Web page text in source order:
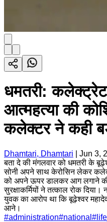
धमतरी: कलेक्ट्रेट
आत्महत्या की
कलेक्टर ने कही
Dhamtari, Dhamtari
Jun 3,
बता दे की मंगलवार को धमतरी के
सोनी अपने साथ केरोसिन लेकर
को अपने ऊपर डालकर आग लगाने
सुरक्षाकर्मियों ने तत्काल रोक
युवक का आरोप था कि बूढ़ेश्वर
आने।
#administration#national #